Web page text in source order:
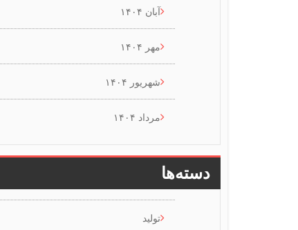
آبان ۱۴۰۴
مهر ۱۴۰۴
شهریور ۱۴۰۴
مرداد ۱۴۰۴
دسته‌ها
تولید